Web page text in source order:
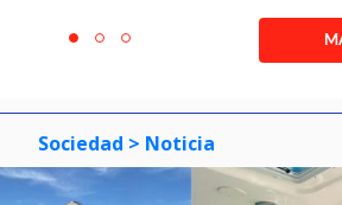
itemitemitem
Sociedad > Noticia